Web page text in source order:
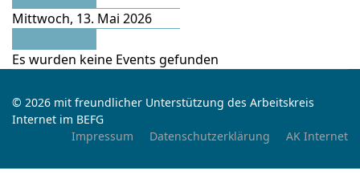
Mittwoch, 13. Mai 2026
Es wurden keine Events gefunden
© 2026 mit freundlicher Unterstützung des Arbeitskreis
Internet im BEFG
Impressum
Datenschutzerklärung AK Internet